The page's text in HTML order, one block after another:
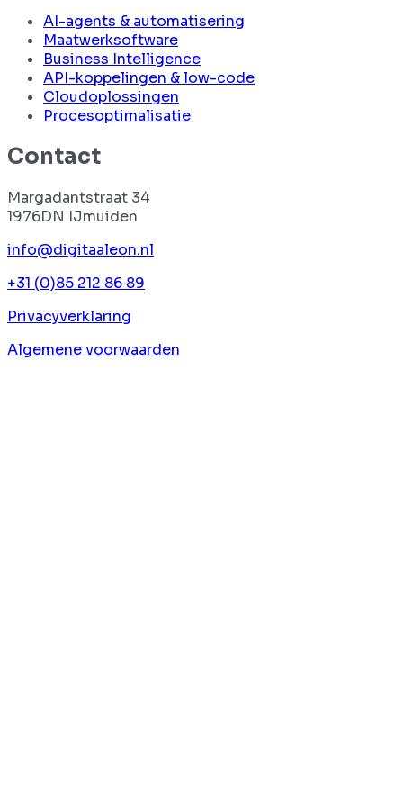
AI-agents & automatisering
Maatwerksoftware
Business Intelligence
API-koppelingen & low-code
Cloudoplossingen
Procesoptimalisatie
Contact
Margadantstraat 34
1976DN IJmuiden
info@digitaaleon.nl
+31 (0)85 212 86 89
Privacyverklaring
Algemene voorwaarden